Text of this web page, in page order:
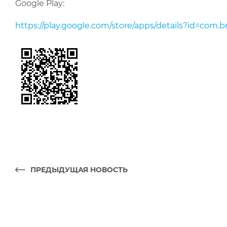
Google Play:
https://play.google.com/store/apps/
ПРЕДЫДУЩАЯ НОВОСТЬ